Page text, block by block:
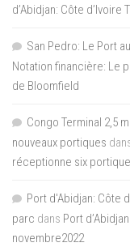
d’Abidjan: Côte
San Pedro: Le Port
Notation financière: Le
de Bloomfield
Congo Terminal 2,5
nouveaux portiques
réceptionne six
Port d'Abidjan: Côte
parc dans Port
novembre2022